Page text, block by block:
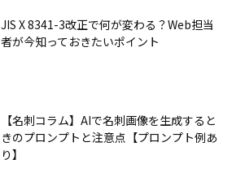
JIS X 8341-3改正で何が変わる？Web担当
者が今知っておきたいポイント
【名刺コラム】AIで名刺画像を生成すると
きのプロンプトと注意点【プロンプト例あ
り】